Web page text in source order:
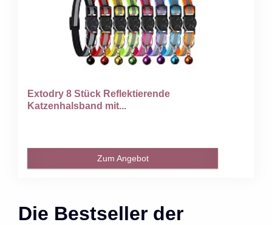
Extodry 8 Stück Reflektierende
Katzenhalsband mit...
Zum Angebot
Die Bestseller der